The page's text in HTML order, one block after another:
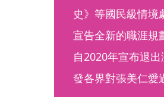
史》等國民級情境
宣告全新的職涯規
自2020年宣布退
發各界對張美仁愛